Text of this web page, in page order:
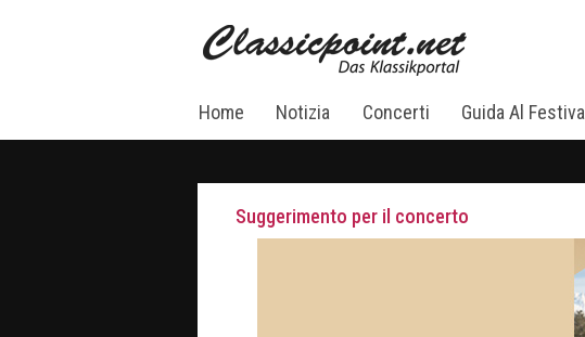
Home Notizia Concerti Guida Al Festival
Suggerimento per il concerto